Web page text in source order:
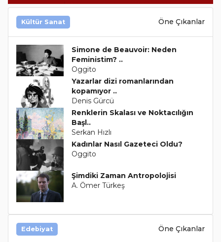
Kültür Sanat Öne Çıkanlar
Simone de Beauvoir: Neden
Feministim? ..
Oggito
Yazarlar dizi romanlarından
kopamıyor ..
Denis Gürcü
Renklerin Skalası ve Noktacılığın
Başl..
Serkan Hızlı
Kadınlar Nasıl Gazeteci Oldu?
Oggito
Şimdiki Zaman Antropolojisi
A. Ömer Türkeş
Edebiyat Öne Çıkanlar